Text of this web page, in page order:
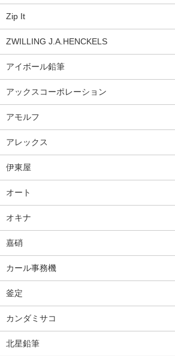
Zip It
ZWILLING J.A.HENCKELS
アイボール鉛筆
アックスコーポレーション
アモルフ
アレックス
伊東屋
オート
オキナ
嘉硝
カール事務機
釜定
カンダミサコ
北星鉛筆